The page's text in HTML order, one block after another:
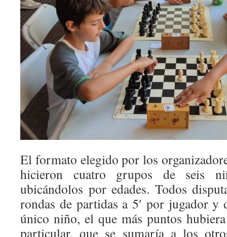
El formato elegido por los
hicieron cuatro grupos de seis
ubicándolos por edades. Todos
rondas de partidas a 5′ por jugador y
único niño, el que más puntos
particular, que se sumaría a los